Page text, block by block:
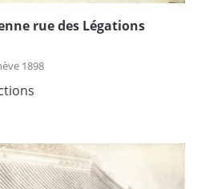
rue des Légations
1898